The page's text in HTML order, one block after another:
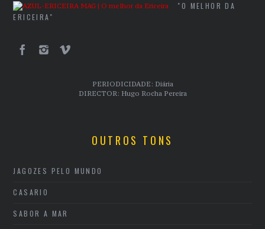
"O MELHOR DA
ERICEIRA"
PERIODICIDADE: Diária
DIRECTOR: Hugo Rocha Pereira
OUTROS TONS
JAGOZES PELO MUNDO
CASARIO
SABOR A MAR